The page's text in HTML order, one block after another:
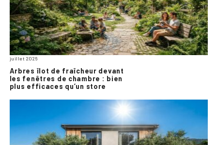
juillet 2026
Arbres îlot de fraîcheur devant
les fenêtres de chambre : bien
plus efficaces qu’un store